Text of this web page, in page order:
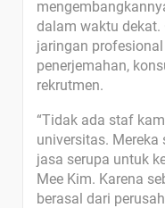
dalam waktu dekat.
jaringan
penerjemahan,
rekrutmen.
“Tidak ada staf
universitas.
jasa serupa untuk
Mee Kim. Karena
berasal dari